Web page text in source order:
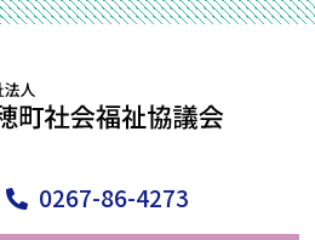
0267-86-4273